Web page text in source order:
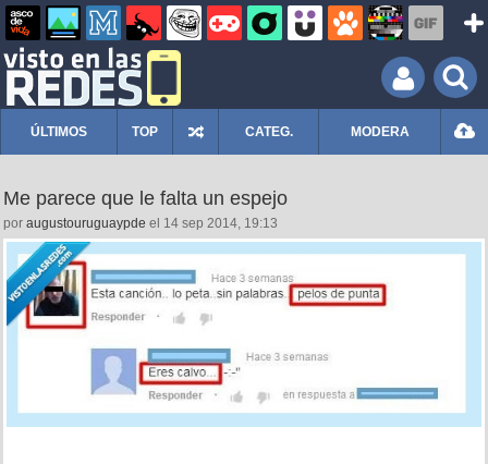
ÚLTIMOS TOP CATEG. MODERA
Me parece que le falta un espejo
por augustouruguaypde el 14 sep 2014, 19:13